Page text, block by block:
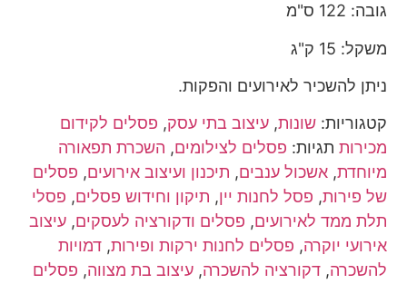
גובה: 122 ס"מ
משקל: 15 ק"ג
ניתן להשכיר לאירועים והפקות.
קטגוריות: שונות,עיצוב בתי עסק, פסלים לקידום
מכירות תגיות: פסלים לצילומים, השכרת תפאורה
מיוחדת,אשכול ענבים, תיכנון ועיצוב אירועים, פסלים
של פירות, פסל לחנות יין, תיקון וחידוש פסלים, פסלי
תלת ממד לאירועים, פסלים ודקורציה לעסקים,עיצוב
אירועי יוקרה, פסלים לחנות ירקות ופירות,דמויות
להשכרה,דקורציה להשכרה,עיצוב בת מצווה, פסלים